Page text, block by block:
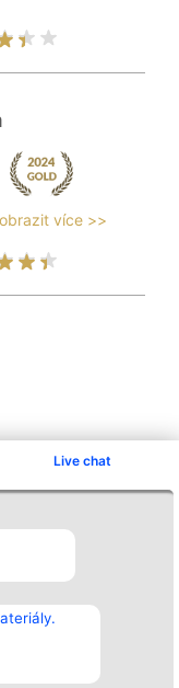
Live chat
více >>
Kontakt